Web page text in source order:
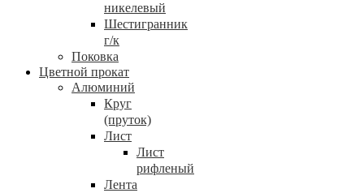
никелевый
Шестигранник
г/к
Поковка
Цветной прокат
Алюминий
Круг
(пруток)
Лист
Лист
рифленый
Лента